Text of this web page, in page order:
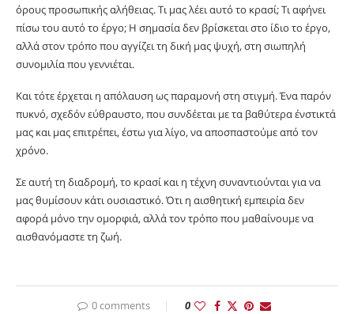
όρους προσωπικής αλήθειας. Τι μας λέει αυτό το κρασί; Τι αφήνει
πίσω του αυτό το έργο; Η σημασία δεν βρίσκεται στο ίδιο το έργο,
αλλά στον τρόπο που αγγίζει τη δική μας ψυχή, στη σιωπηλή
συνομιλία που γεννιέται.
Και τότε έρχεται η απόλαυση ως παραμονή στη στιγμή. Ένα παρόν
πυκνό, σχεδόν εύθραυστο, που συνδέεται με τα βαθύτερα ένστικτά
μας και μας επιτρέπει, έστω για λίγο, να αποσπαστούμε από τον
χρόνο.
Σε αυτή τη διαδρομή, το κρασί και η τέχνη συναντιούνται για να
μας θυμίσουν κάτι ουσιαστικό. Ότι η αισθητική εμπειρία δεν
αφορά μόνο την ομορφιά, αλλά τον τρόπο που μαθαίνουμε να
αισθανόμαστε τη ζωή.
0 comments 0